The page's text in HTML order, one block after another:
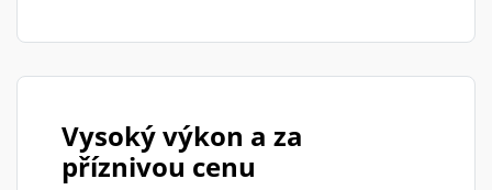
Vysoký výkon a za
příznivou cenu